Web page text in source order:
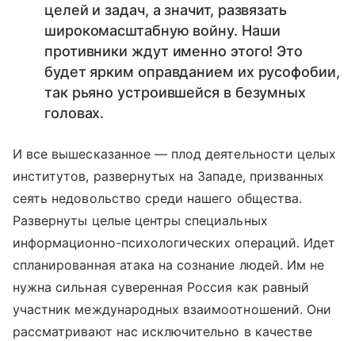
целей и задач, а значит, развязать
широкомасштабную войну. Наши
противники ждут именно этого! Это
будет ярким оправданием их русофобии,
так рьяно устроившейся в безумных
головах.
И все вышесказанное — плод деятельности целых
институтов, развернутых на Западе, призванных
сеять недовольство среди нашего общества.
Развернуты целые центры специальных
информационно-психологических операций. Идет
спланированная атака на сознание людей. Им не
нужна сильная суверенная Россия как равный
участник международных взаимоотношений. Они
рассматривают нас исключительно в качестве